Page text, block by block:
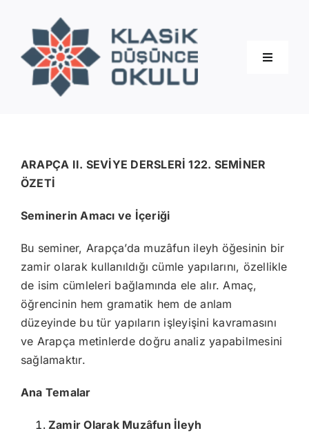
content
Toggle
Eğitimler
İletişim
ARAPÇA II. SEVİYE DERSLERİ 122. SEMİNER
ÖZETİ
Seminerin Amacı ve İçeriği
Bu seminer, Arapça’da muzâfun ileyh öğesinin bir
zamir olarak kullanıldığı cümle yapılarını, özellikle
de isim cümleleri bağlamında ele alır. Amaç,
öğrencinin hem gramatik hem de anlam
düzeyinde bu tür yapıların işleyişini kavramasını
ve Arapça metinlerde doğru analiz yapabilmesini
sağlamaktır.
Ana Temalar
Zamir Olarak Muzâfun İleyh